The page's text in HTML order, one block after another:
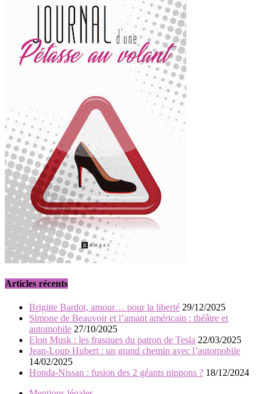
Articles récents
Brigitte Bardot, amour… pour la liberté 29/12/2025
Simone de Beauvoir et l’amant américain : théâtre et
automobile 27/10/2025
Elon Musk : les frasques du patron de Tesla 22/03/2025
Jean-Loup Hubert : un grand chemin avec l’automobile
14/02/2025
Honda-Nissan : fusion des 2 géants nippons ? 18/12/2024